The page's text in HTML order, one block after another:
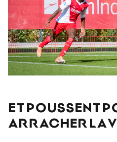
ET POUSSENT
ARRACHER LA